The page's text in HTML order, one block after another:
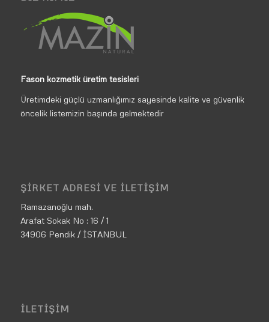
Fason kozmetik üretim tesisleri
Üretimdeki güçlü uzmanlığımız sayesinde kalite ve güvenlik
öncelik listemizin başında gelmektedir
ŞIRKET ADRESI VE İLETIŞIM
Ramazanoğlu mah.
Arafat Sokak No : 16 / 1
34906 Pendik / İSTANBUL
İLETIŞIM